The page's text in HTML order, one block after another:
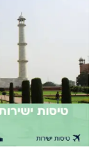
כולל
כבודה
החל
מ-478$
וחזור